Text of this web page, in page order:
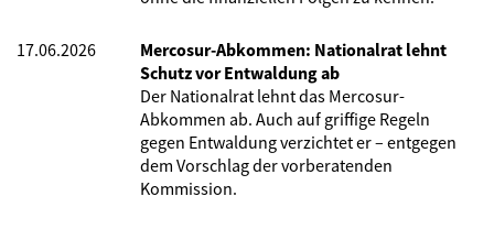
17.06.2026
Mercosur-Abkommen: Nationalrat lehnt
Schutz vor Entwaldung ab
Der Nationalrat lehnt das Mercosur-
Abkommen ab. Auch auf griffige Regeln
gegen Entwaldung verzichtet er – entgegen
dem Vorschlag der vorberatenden
Kommission.